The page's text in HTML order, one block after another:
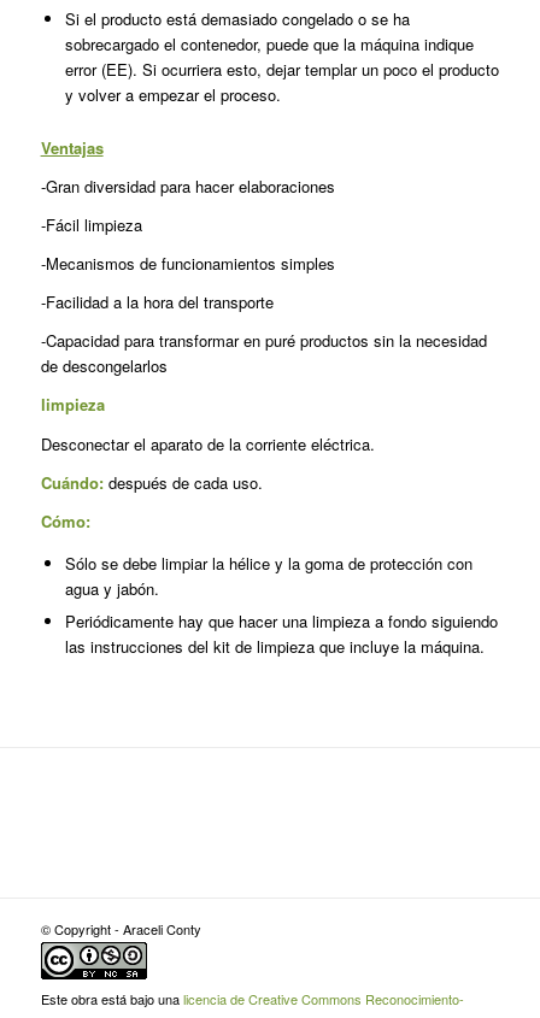
Si el producto está demasiado con­gelado o se ha
sobrecargado el contenedor, puede que la máquina indique
error (EE). Si ocurriera esto, dejar templar un poco el producto
y volver a empezar el proceso.
Ventajas
-Gran diversidad para hacer elaboraciones
-Fácil limpieza
-Mecanismos de funcionamientos simples
-Facilidad a la hora del transporte
-Capacidad para transformar en puré productos sin la necesidad
de descongelarlos
limpieza
Desconectar el aparato de la corriente eléctrica.
Cuándo: después de cada uso.
Cómo:
Sólo se debe limpiar la hélice y la goma de protección con
agua y jabón.
Periódicamente hay que hacer una limpieza a fondo siguiendo
las ins­trucciones del kit de limpieza que incluye la máquina.
© Copyright - Araceli Conty
Este obra está bajo unalicencia de Creative Commons Reconocimiento-